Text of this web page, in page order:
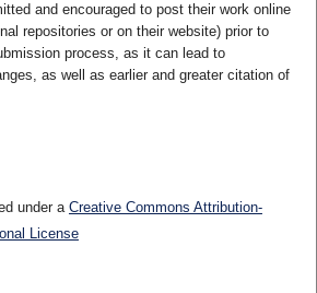
and encouraged to post their work online
repositories or on their website) prior to
process, as it can lead to
as well as earlier and greater citation of
under a Creative Commons Attribution-
License